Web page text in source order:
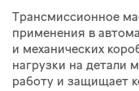
Трансмиссионное
применения в
и механических
нагрузки на детали
работу и защищает